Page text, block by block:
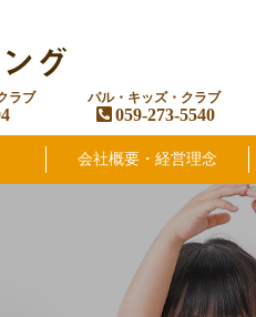
ラブ パル・キッズ・クラブ
059-273-5540
会社概要・経営理念